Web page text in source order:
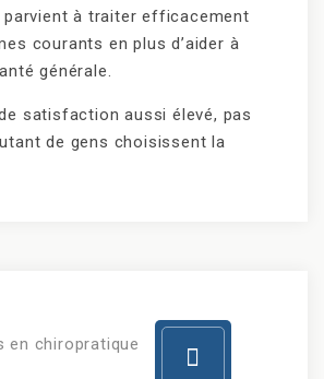
à traiter efficacement
courants en plus d’aider à
générale.
satisfaction aussi élevé, pas
de gens choisissent la
en chiropratique